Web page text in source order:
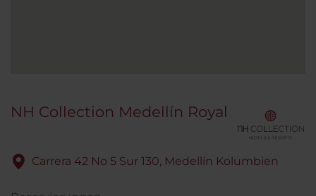
NH Collection Medellín Royal
Carrera 42 No 5 Sur 130, Medellín Kolumbien